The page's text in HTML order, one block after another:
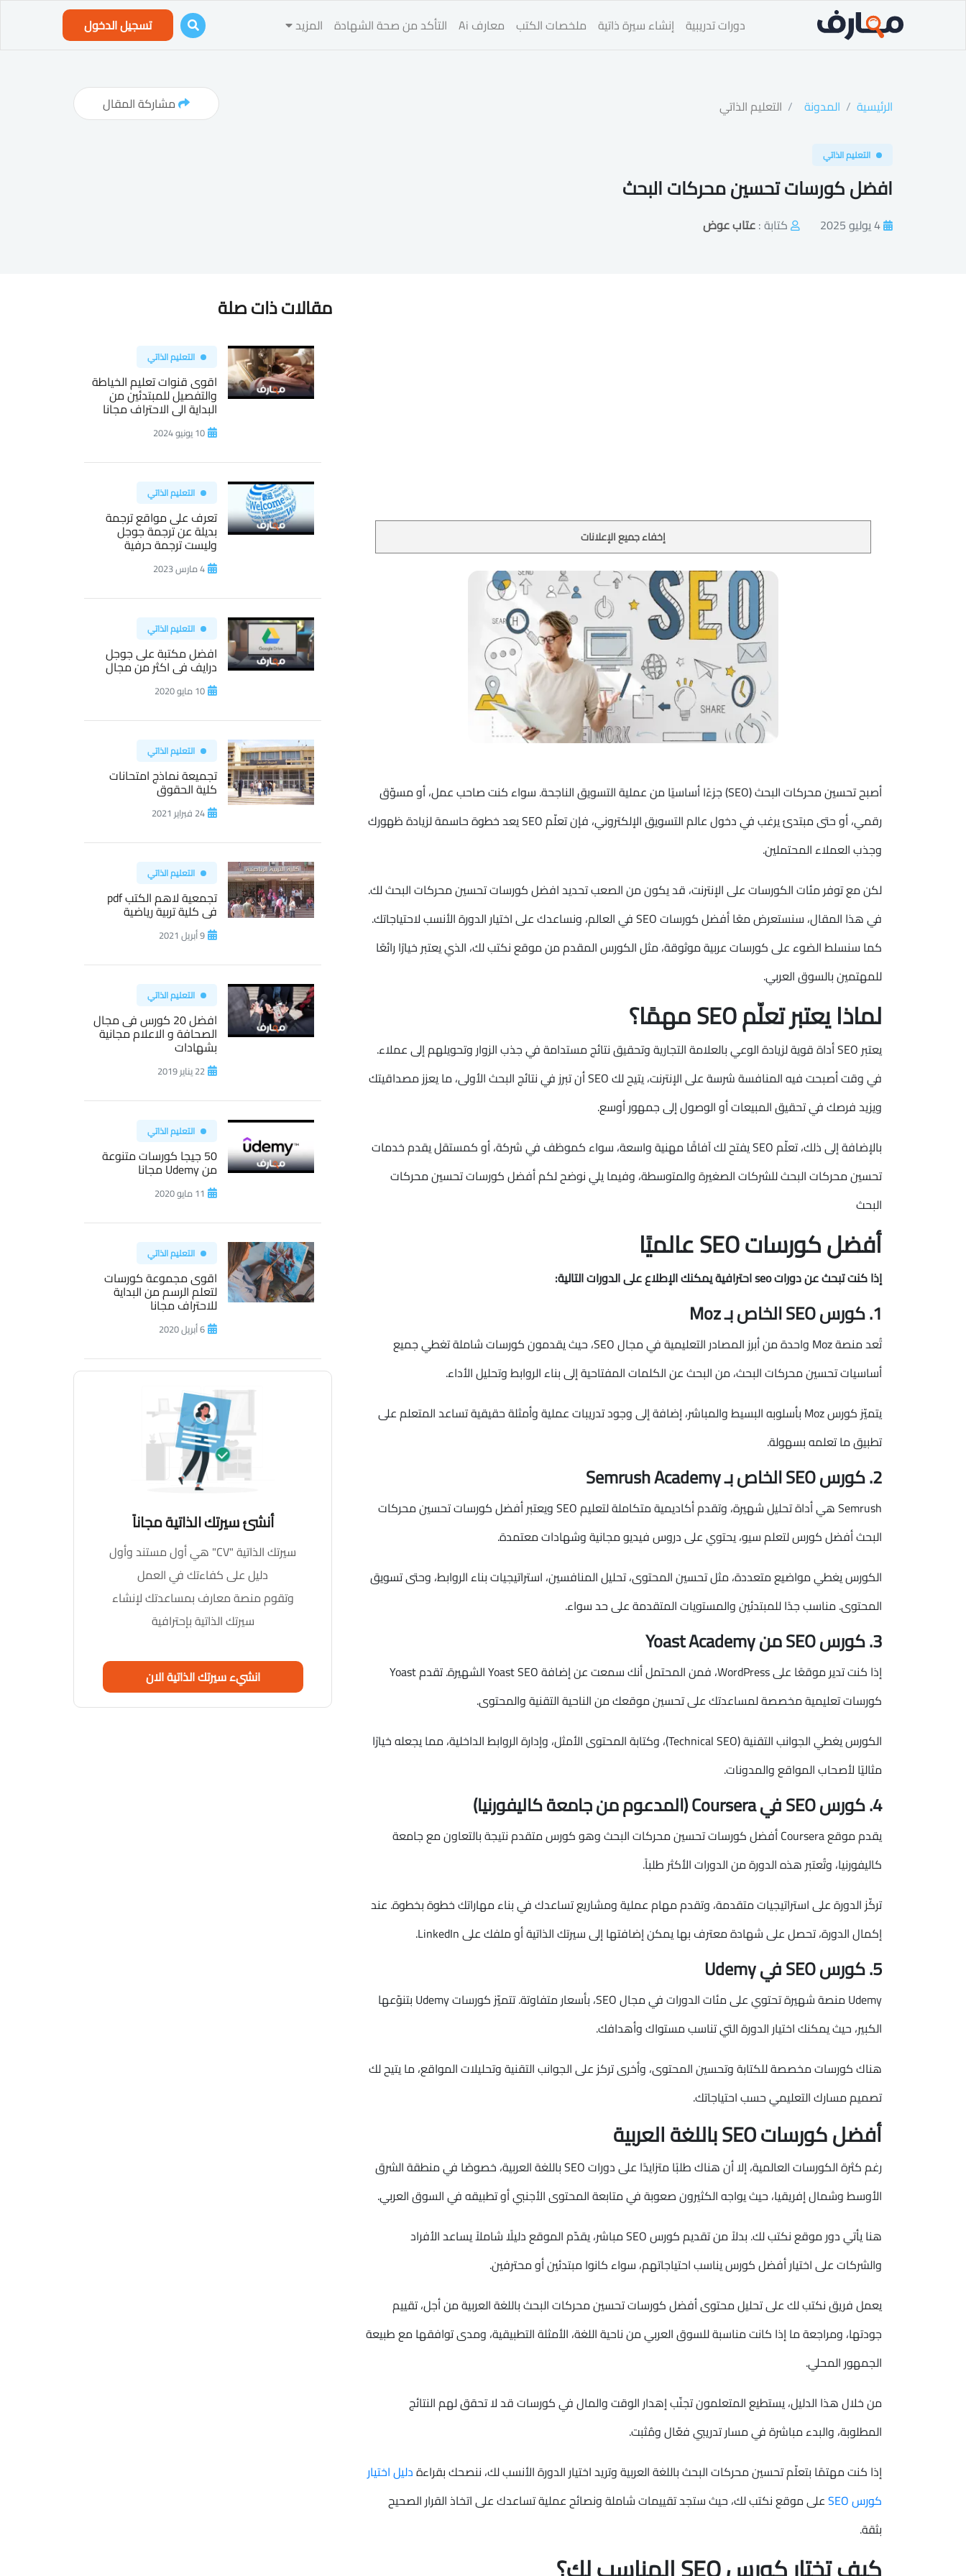
دورات تدريبية إنشاء سيرة ذاتية ملخصات الكتب معارف Ai التأكد من صحة الشهادة المزيد تسجيل الدخول
الرئيسية المدونة التعليم الذاتي مشاركة المقال
التعليم الذاتي
افضل كورسات تحسين محركات البحث
4 يوليو 2025 كتابة :عتاب عوض
إخفاء جميع الإعلانات
أصبح تحسين محركات البحث (SEO) جزءًا أساسيًا من عملية التسويق الناجحة. سواء كنت صاحب عمل، أو مسوّق
رقمي، أو حتى مبتدئ يرغب في دخول عالم التسويق الإلكتروني، فإن تعلّم SEO يعد خطوة حاسمة لزيادة ظهورك
وجذب العملاء المحتملين.
لكن مع توفر مئات الكورسات على الإنترنت، قد يكون من الصعب تحديد افضل كورسات تحسين محركات البحث لك.
في هذا المقال، سنستعرض معًا أفضل كورسات SEO في العالم، ونساعدك على اختيار الدورة الأنسب لاحتياجاتك.
كما سنسلط الضوء على كورسات عربية موثوقة، مثل الكورس المقدم من موقع نكتب لك، الذي يعتبر خيارًا رائعًا
للمهتمين بالسوق العربي.
لماذا يعتبر تعلّم SEO مهمًا؟
يعتبر SEO أداة قوية لزيادة الوعي بالعلامة التجارية وتحقيق نتائج مستدامة في جذب الزوار وتحويلهم إلى عملاء.
في وقت أصبحت فيه المنافسة شرسة على الإنترنت، يتيح لك SEO أن تبرز في نتائج البحث الأولى، ما يعزز مصداقيتك
ويزيد فرصك في تحقيق المبيعات أو الوصول إلى جمهور أوسع.
بالإضافة إلى ذلك، تعلّم SEO يفتح لك آفاقًا مهنية واسعة، سواء كموظف في شركة، أو كمستقل يقدم خدمات
تحسين محركات البحث للشركات الصغيرة والمتوسطة، وفيما يلي نوضح لكم أفضل كورسات تحسين محركات
البحث
أفضل كورسات SEO عالميًا
إذا كنت تبحث عن دورات seo احترافية يمكنك الإطلاع على الدورات التالية:
1. كورس SEO الخاص بـ Moz
تُعد منصة Moz واحدة من أبرز المصادر التعليمية في مجال SEO، حيث يقدمون كورسات شاملة تغطي جميع
أساسيات تحسين محركات البحث، من البحث عن الكلمات المفتاحية إلى بناء الروابط وتحليل الأداء.
يتميّز كورس Moz بأسلوبه البسيط والمباشر، إضافة إلى وجود تدريبات عملية وأمثلة حقيقية تساعد المتعلم على
تطبيق ما تعلمه بسهولة.
2. كورس SEO الخاص بـ Semrush Academy
Semrush هي أداة تحليل شهيرة، وتقدم أكاديمية متكاملة لتعليم SEO ويعتبر أفضل كورسات تحسين محركات
البحث أفضل كورس لتعلم سيو، يحتوي على دروس فيديو مجانية وشهادات معتمدة.
الكورس يغطي مواضيع متعددة، مثل تحسين المحتوى، تحليل المنافسين، استراتيجيات بناء الروابط، وحتى تسويق
المحتوى. مناسب جدًا للمبتدئين والمستويات المتقدمة على حد سواء.
3. كورس SEO من Yoast Academy
إذا كنت تدير موقعًا على WordPress، فمن المحتمل أنك سمعت عن إضافة Yoast SEO الشهيرة. تقدم Yoast
كورسات تعليمية مخصصة لمساعدتك على تحسين موقعك من الناحية التقنية والمحتوى.
الكورس يغطي الجوانب التقنية (Technical SEO)، وكتابة المحتوى الأمثل، وإدارة الروابط الداخلية، مما يجعله خيارًا
مثاليًا لأصحاب المواقع والمدونات.
4. كورس SEO في Coursera (المدعوم من جامعة كاليفورنيا)
يقدم موقع Coursera أفضل كورسات تحسين محركات البحث وهو كورس متقدم نتيجة بالتعاون مع جامعة
كاليفورنيا، وتُعتبر هذه الدورة من الدورات الأكثر طلباً.
تركّز الدورة على استراتيجيات متقدمة، وتقدم مهام عملية ومشاريع تساعدك في بناء مهاراتك خطوة بخطوة. عند
إكمال الدورة، تحصل على شهادة معترف بها يمكن إضافتها إلى سيرتك الذاتية أو ملفك على LinkedIn.
5. كورس SEO في Udemy
Udemy منصة شهيرة تحتوي على مئات الدورات في مجال SEO، بأسعار متفاوتة. تتميّز كورسات Udemy بتنوّعها
الكبير، حيث يمكنك اختيار الدورة التي تناسب مستواك وأهدافك.
هناك كورسات مخصصة للكتابة وتحسين المحتوى، وأخرى تركز على الجوانب التقنية وتحليلات المواقع، ما يتيح لك
تصميم مسارك التعليمي حسب احتياجاتك.
أفضل كورسات SEO باللغة العربية
رغم كثرة الكورسات العالمية، إلا أن هناك طلبًا متزايدًا على دورات SEO باللغة العربية، خصوصًا في منطقة الشرق
الأوسط وشمال إفريقيا، حيث يواجه الكثيرون صعوبة في متابعة المحتوى الأجنبي أو تطبيقه في السوق العربي.
هنا يأتي دور موقع نكتب لك. بدلاً من تقديم كورس SEO مباشر، يقدّم الموقع دليلًا شاملاً يساعد الأفراد
والشركات على اختيار أفضل كورس يناسب احتياجاتهم، سواء كانوا مبتدئين أو محترفين.
يعمل فريق نكتب لك على تحليل محتوى أفضل كورسات تحسين محركات البحث باللغة العربية من أجل، تقييم
جودتها، ومراجعة ما إذا كانت مناسبة للسوق العربي من ناحية اللغة، الأمثلة التطبيقية، ومدى توافقها مع طبيعة
الجمهور المحلي.
من خلال هذا الدليل، يستطيع المتعلمون تجنّب إهدار الوقت والمال في كورسات قد لا تحقق لهم النتائج
المطلوبة، والبدء مباشرة في مسار تدريبي فعّال ومُثبت.
إذا كنت مهتمًا بتعلّم تحسين محركات البحث باللغة العربية وتريد اختيار الدورة الأنسب لك، ننصحك بقراءةدليل اختيار
كورس SEO
على موقع نكتب لك، حيث ستجد تقييمات شاملة ونصائح عملية تساعدك على اتخاذ القرار الصحيح
بثقة.
مقالات ذات صلة
التعليم الذاتي
اقوى قنوات تعليم الخياطة
والتفصيل للمبتدئين من
البداية الى الاحتراف مجانا
10 يونيو 2024
التعليم الذاتي
تعرف على مواقع ترجمة
بديلة عن ترجمة جوجل
وليست ترجمة حرفية
4 مارس 2023
التعليم الذاتي
افضل مكتبة على جوجل
درايف فى اكثر من مجال
10 مايو 2020
التعليم الذاتي
تجميعة نماذج امتحانات
كلية الحقوق
24 فبراير 2021
التعليم الذاتي
تجمعية لاهم الكتب pdf
فى كلية تربية رياضية
9 أبريل 2021
التعليم الذاتي
افضل 20 كورس فى مجال
الصحافة و الاعلام مجانية
بشهادات
22 يناير 2019
التعليم الذاتي
50 جيجا كورسات متنوعة
من Udemy مجانا
11 مايو 2020
التعليم الذاتي
اقوى مجموعة كورسات
لتعلم الرسم من البداية
للاحتراف مجانا
6 أبريل 2020
أنشئ سيرتك الذاتية مجاناً
سيرتك الذاتية "CV" هي أول مستند وأول
دليل على كفاءتك في العمل
وتقوم منصة معارف بمساعدتك لإنشاء
سيرتك الذاتية بإحترافية
انشيء سيرتك الذاتية الان